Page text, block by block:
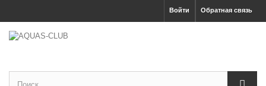
Обратная связь
Войти